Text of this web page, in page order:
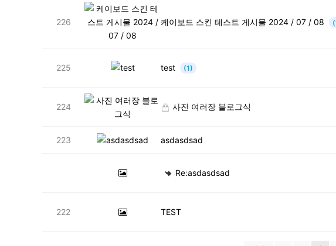
226 케이보드 스킨 테스트 게시물 2024 / 07 / 08
225 test (1)
224 사진 여러장 블로그식
223 asdasdsad
Re:asdasdsad
222 TEST